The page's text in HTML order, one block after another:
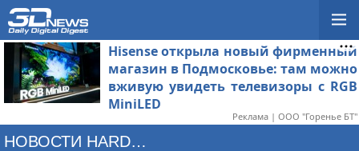
Hisense открыла новый фирменный
магазин в Подмосковье: там можно
вживую увидеть телевизоры с RGB
MiniLED
Реклама | ООО "Горенье БТ"
НОВОСТИ HARDWARE